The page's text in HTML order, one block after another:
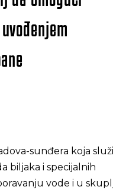
sunđera koja
biljaka i specijalnih
vode i u